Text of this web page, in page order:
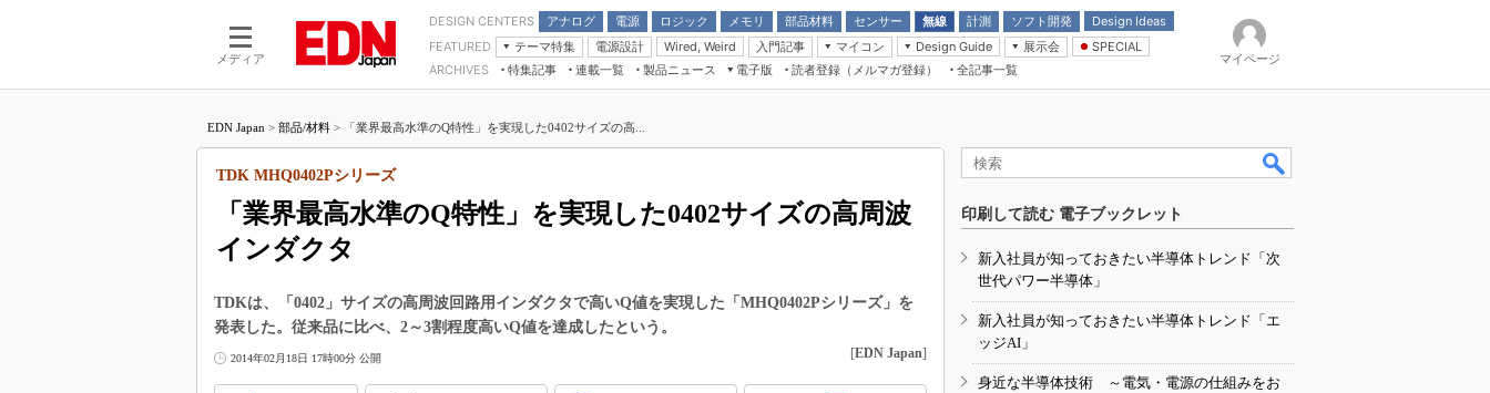
メディア
DESIGN CENTERS アナログ
電源
モーター
ロジック
LSI
メモリ
部品材料
受動部品
センサー 無線 計測 ソフト開発
Design Ideas
アナログ機能回路
計測とテスト
Wired, Weird
FEATURED
テーマ特集
つながるクルマ
エレクトロニクス入門
5G（EE Times Japan）
製品解剖（EE Times Japan）
電源設計 Wired, Weird
入門記事
モーター入門
マイコン
マイコン講座
Design Guide
計測機器
展示会
CEATEC
組込み/エッジコンピューティング展
人とくるま展
SPECIAL
Microchip情報
ARCHIVES 特集記事
連載一覧
マイクロプロセッサ懐古録
中堅技術者に贈る電子部品“徹底”活
用講座
たった2つの式で始めるDC/DCコン
バーターの設計
Wired, Weird
マイコン講座
Q&Aで学ぶマイコン講座
製品ニュース
電子版
電子ブックレット
読者登録（メルマガ登録） 全記事一覧
マイページ
EDN Japan > 部品/材料 > 「業界最高水準のQ特性」を実現した0402サイズの高...
「業界最高水準のQ特性」を実現した0402サイズの高周波
インダクタ
TDK MHQ0402Pシリーズ
TDKは、「0402」サイズの高周波回路用インダクタで高いQ値を実現した「MHQ0402Pシリーズ」を
発表した。従来品に比べ、2～3割程度高いQ値を達成したという。
2014年02月18日 17時00分 公開 [EDN Japan]
印刷して読む 電子ブックレット
新入社員が知っておきたい半導体トレンド「次
世代パワー半導体」
新入社員が知っておきたい半導体トレンド「エ
ッジAI」
身近な半導体技術 ～電気・電源の仕組みをお